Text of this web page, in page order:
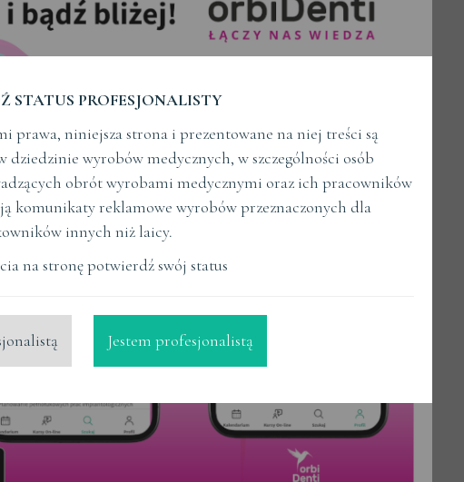
STATUS PROFESJONALISTY
prawa, niniejsza strona i prezentowane na niej treści są
wyrobów medycznych, w szczególności osób
obrót wyrobami medycznymi oraz ich pracowników
komunikaty reklamowe wyrobów przeznaczonych dla
innych niż laicy.
na stronę potwierdź swój status
Jestem profesjonalistą